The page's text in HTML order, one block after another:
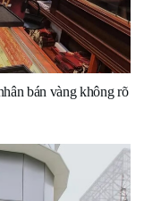
bán vàng không rõ